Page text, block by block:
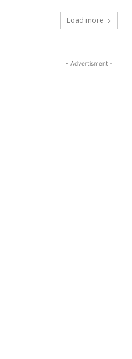
Load more
- Advertisment -